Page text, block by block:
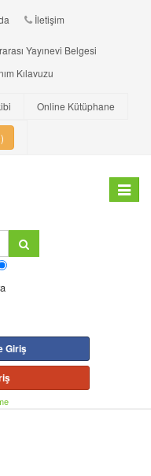
İletişim
Yayınevi Belgesi
Kılavuzu
Online Kütüphane
Toggle
Giriş